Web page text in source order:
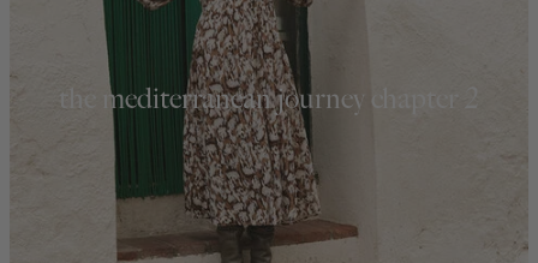
the mediterranean journey chapter 2